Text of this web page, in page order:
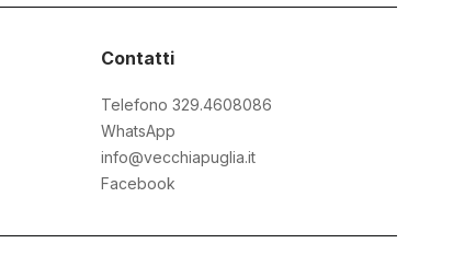
Contatti
Telefono 329.4608086
WhatsApp
info@vecchiapuglia.it
Facebook